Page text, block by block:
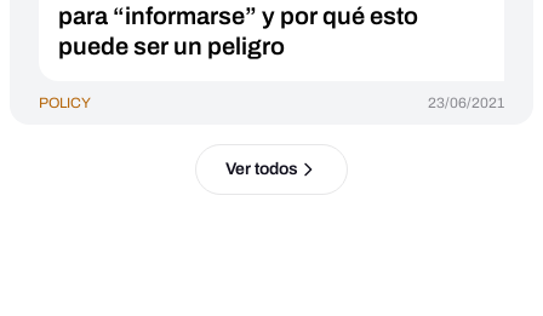
para “informarse” y por qué esto
puede ser un peligro
POLICY 23/06/2021
Ver todos